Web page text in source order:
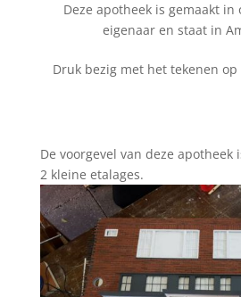
Deze apotheek is gemaakt
eigenaar en staat in
Druk bezig met het tekenen op
De voorgevel van deze
2 kleine etalages.